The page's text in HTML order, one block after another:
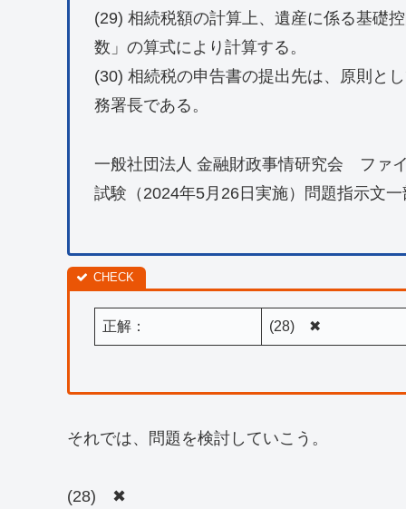
(29) 相続税額の計算上、遺産に係る基礎
数」の算式により計算する。
(30) 相続税の申告書の提出先は、原則と
務署長である。
一般社団法人 金融財政事情研究会 フ
試験（2024年5月26日実施）問題指示文
正解： (28) ✖
それでは、問題を検討していこう。
(28) ✖